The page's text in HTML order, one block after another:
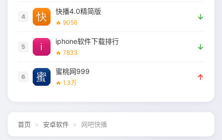
4
快播4.0精简版
🔥 9056
↓
5
iphone软件下载排行
🔥 7833
↓
6
蜜桃网999
🔥 1.3万
↑
首页 安卓软件 网吧快播